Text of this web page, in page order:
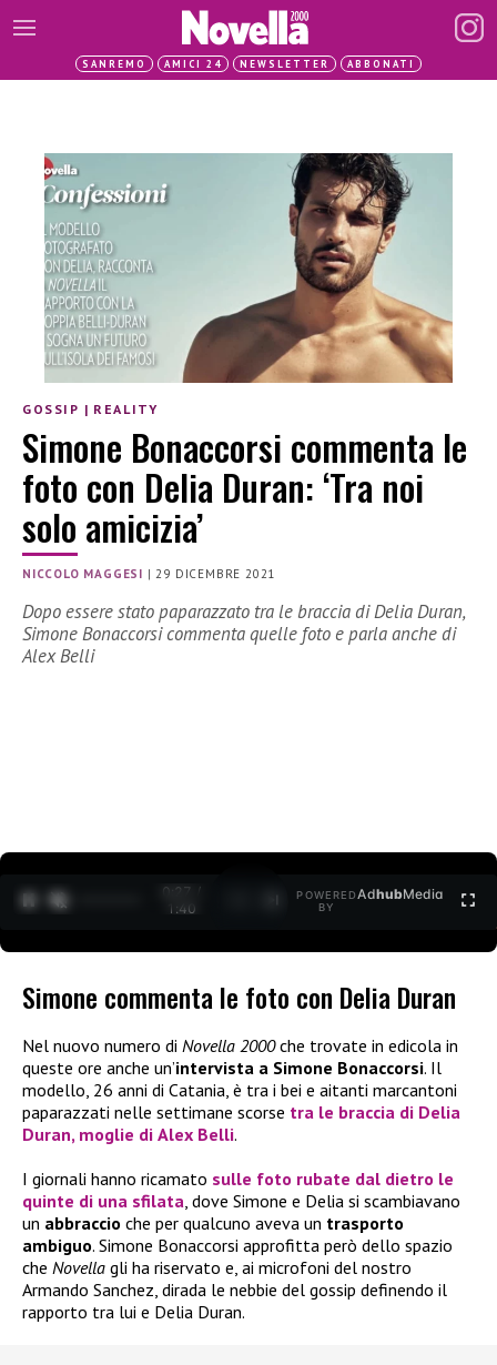
SANREMO AMICI 24 NEWSLETTER ABBONATI
GOSSIP | REALITY
Simone Bonaccorsi commenta le
foto con Delia Duran: ‘Tra noi
solo amicizia’
NICCOLO MAGGESI |29 DICEMBRE 2021
Dopo essere stato paparazzato tra le braccia di Delia Duran,
Simone Bonaccorsi commenta quelle foto e parla anche di
Alex Belli
0:27 /
1:40
POWERED
BY
AdhubMedia
Simone commenta le foto con Delia Duran
Nel nuovo numero di Novella 2000che trovate in edicola in
queste ore anche un’intervista a Simone Bonaccorsi. Il
modello, 26 anni di Catania, è tra i bei e aitanti marcantoni
paparazzati nelle settimane scorse tra le braccia di Delia
Duran, moglie di Alex Belli.
I giornali hanno ricamato sulle foto rubate dal dietro le
quinte di una sfilata, dove Simone e Delia si scambiavano
un abbraccio che per qualcuno aveva un trasporto
ambiguo. Simone Bonaccorsi approfitta però dello spazio
che Novella gli ha riservato e, ai microfoni del nostro
Armando Sanchez, dirada le nebbie del gossip definendo il
rapporto tra lui e Delia Duran.